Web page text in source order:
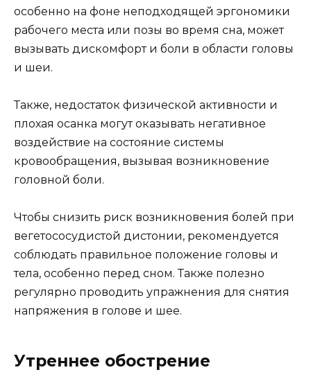
особенно на фоне неподходящей эргономики
рабочего места или позы во время сна, может
вызывать дискомфорт и боли в области головы
и шеи.
Также, недостаток физической активности и
плохая осанка могут оказывать негативное
воздействие на состояние системы
кровообращения, вызывая возникновение
головной боли.
Чтобы снизить риск возникновения болей при
вегетососудистой дистонии, рекомендуется
соблюдать правильное положение головы и
тела, особенно перед сном. Также полезно
регулярно проводить упражнения для снятия
напряжения в голове и шее.
Утреннее обострение